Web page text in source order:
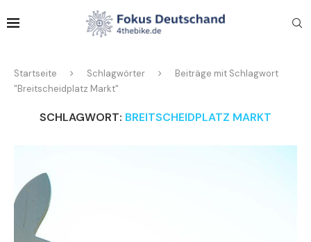
Startseite Schlagwörter
Beiträge mit Schlagwort
"Breitscheidplatz Markt"
SCHLAGWORT: BREITSCHEIDPLATZ MARKT